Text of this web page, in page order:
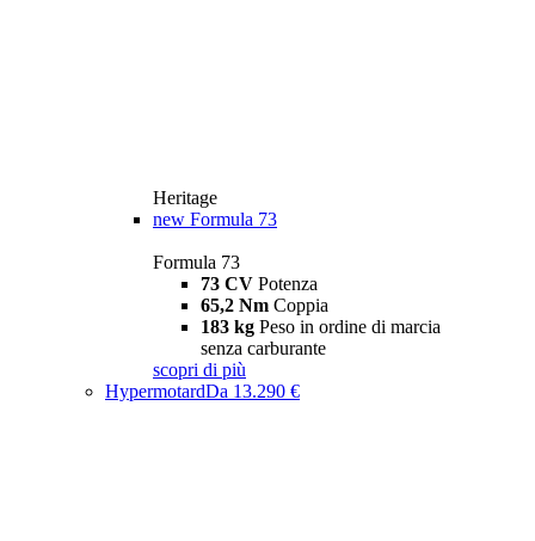
Heritage
new Formula 73
Formula 73
73 CV Potenza
65,2 Nm Coppia
183 kg Peso in ordine di marcia
senza carburante
scopri di più
HypermotardDa 13.290 €